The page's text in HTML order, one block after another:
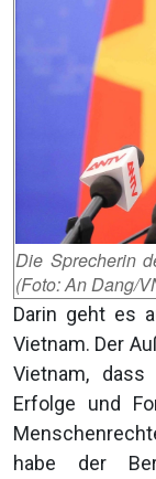
Die Sprecherin
(Foto: An Dang/
Darin geht es
Vietnam. Der
Vietnam,
Erfolge und
habe der